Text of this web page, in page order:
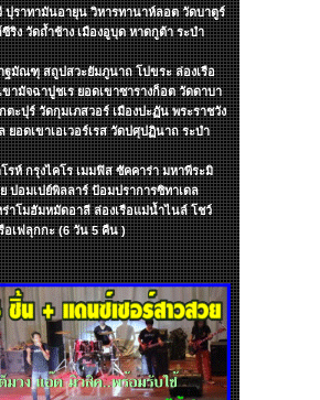
ปุราทามันอายุน วิหารทานาห์ลอต วัดบาตูร์
ง วัดถ้ำช้าง เมืองอูบุด หาดกูต้า ระบำ
ฐมัณฑุ สถูปสวะยัมภูนาถ โปขระ ล่องเรือ
ขามัจฉาปูชเร ยอดเขาซารางก็อต วัดดาบา
ะปุร์ วัดกุมเภสวอร์ เมืองปะฏัน พระราชวัง
อดเขาเอเวอร์เรส วัดปศุปฏินาถ ระบำ
ห์ กรุงไคโร เมมฟิส ซัคคาร่า มหาพีระมิ
ปอมเปย์พิลลาร์ ป้อมปราการซิทาเดล
าโมฮัมหมัดอาลี ล่องเรือแม่น้ำไนล์ โชว์
อเฟลุกกะ (6 วัน 5 คืน )